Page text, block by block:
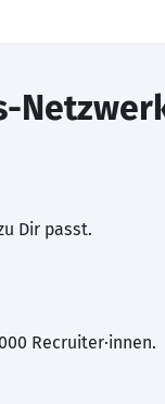
Dir passt.
Recruiter·innen.